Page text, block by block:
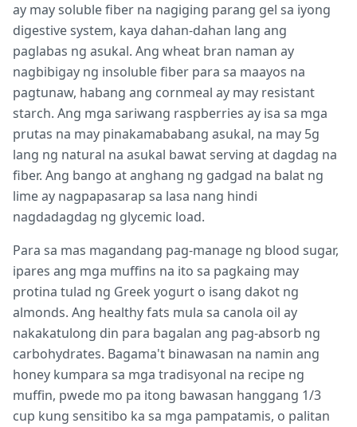
ay may soluble fiber na nagiging parang gel sa iyong
digestive system, kaya dahan-dahan lang ang
paglabas ng asukal. Ang wheat bran naman ay
nagbibigay ng insoluble fiber para sa maayos na
pagtunaw, habang ang cornmeal ay may resistant
starch. Ang mga sariwang raspberries ay isa sa mga
prutas na may pinakamababang asukal, na may 5g
lang ng natural na asukal bawat serving at dagdag na
fiber. Ang bango at anghang ng gadgad na balat ng
lime ay nagpapasarap sa lasa nang hindi
nagdadagdag ng glycemic load.
Para sa mas magandang pag-manage ng blood sugar,
ipares ang mga muffins na ito sa pagkaing may
protina tulad ng Greek yogurt o isang dakot ng
almonds. Ang healthy fats mula sa canola oil ay
nakakatulong din para bagalan ang pag-absorb ng
carbohydrates. Bagama't binawasan na namin ang
honey kumpara sa mga tradisyonal na recipe ng
muffin, pwede mo pa itong bawasan hanggang 1/3
cup kung sensitibo ka sa mga pampatamis, o palitan